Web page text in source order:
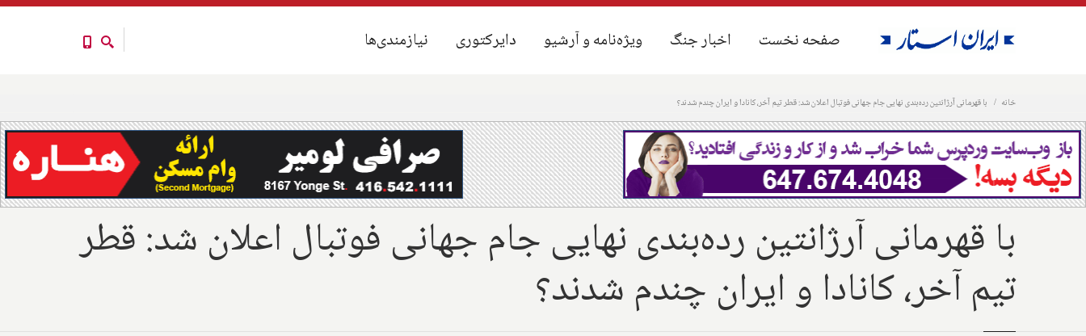
خانه با قهرمانی آرژانتین رده‌بندی نهایی جام جهانی فوتبال اعلان شد: قطر تیم آخر، کانادا و ایران چندم شدند؟
نیازمندی‌ها دایرکتوری ویژه‌نامه و آرشیو اخبار جنگ صفحه نخست نیازمندی‌ها دایرکتوری ویژه‌نامه و آرشیو اخبار جنگ صفحه نخست
با قهرمانی آرژانتین رده‌بندی نهایی جام جهانی فوتبال اعلان شد: قطر
تیم آخر، کانادا و ایران چندم شدند؟